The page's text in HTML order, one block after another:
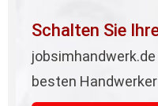
Schalten Sie
besten